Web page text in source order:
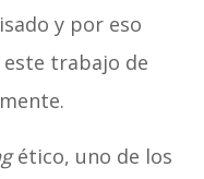
y por eso
trabajo de
ético, uno de los